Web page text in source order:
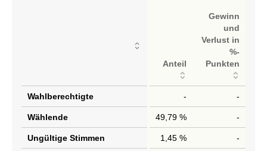
Anteil
Gewinn
und
Verlust in
%-
Punkten
Wahlberechtigte - -
Wählende 49,79 % -
Ungültige Stimmen 1,45 % -